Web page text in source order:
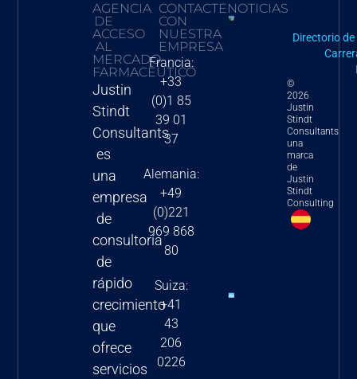
AGENCIA
DE
ACCESO
AL
MERCADO
FARMACÉUTICO
Justin
Stindt
Consultants
es
una
empresa
de
consultoría
de
rápido
crecimiento
que
ofrece
servicios
CONTACTE
CON
NUESTRA
EMPRESA
Francia:
+33
(0)1 85
39 01
37
Alemania:
+49
(0)221
969 868
80
Suiza:
+41
43
206
0226
NOTICIAS
nación más
EE. UU. para
implicaciones y
orientación
estratégica
para las
empresas
farmacéuticas
©
2026
Justin
Stindt
Consultants
una
marca
de
Justin
Stindt
Consulting
Directorio